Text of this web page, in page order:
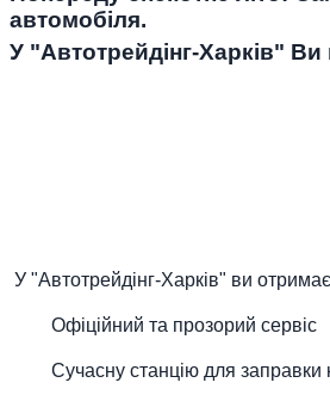
автомобіля.
У "Автотрейдінг-Харків"
У "Автотрейдінг-Харків" ви
Офіційний та прозорий сервіс
Сучасну станцію для заправки